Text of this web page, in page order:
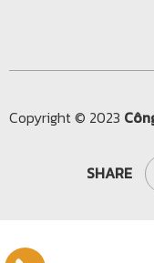
Copyright © 2023
SHARE